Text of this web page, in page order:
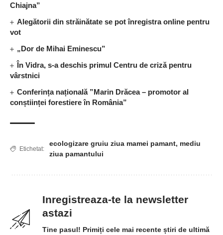
Chiajna”
Alegătorii din străinătate se pot înregistra online pentru
vot
„Dor de Mihai Eminescu”
În Vidra, s-a deschis primul Centru de criză pentru
vârstnici
Conferința națională ”Marin Drăcea – promotor al
conștiinței forestiere în România”
Etichetat:
ecologizare gruiu ziua mamei pamant, mediu
ziua pamantului
Inregistreaza-te la newsletter
astazi
Tine pasul! Primiți cele mai recente știri de ultimă